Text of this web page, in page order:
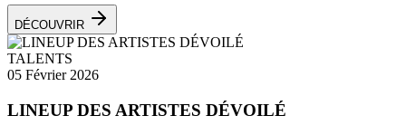
DÉCOUVRIR
TALENTS
05 Février 2026
LINEUP DES ARTISTES DÉVOILÉ